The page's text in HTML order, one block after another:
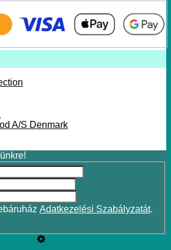
A/S Denmark
Adatkezelési Szabályzatát.